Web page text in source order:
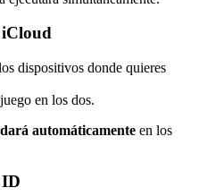
iCloud
dispositivos donde quieres
en los dos.
automáticamente en los